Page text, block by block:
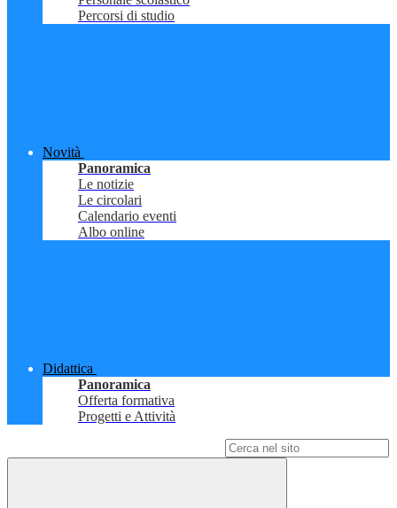
Percorsi di studio
Novità
Panoramica
Le notizie
Le circolari
Calendario eventi
Albo online
Didattica
Panoramica
Offerta formativa
Progetti e Attività